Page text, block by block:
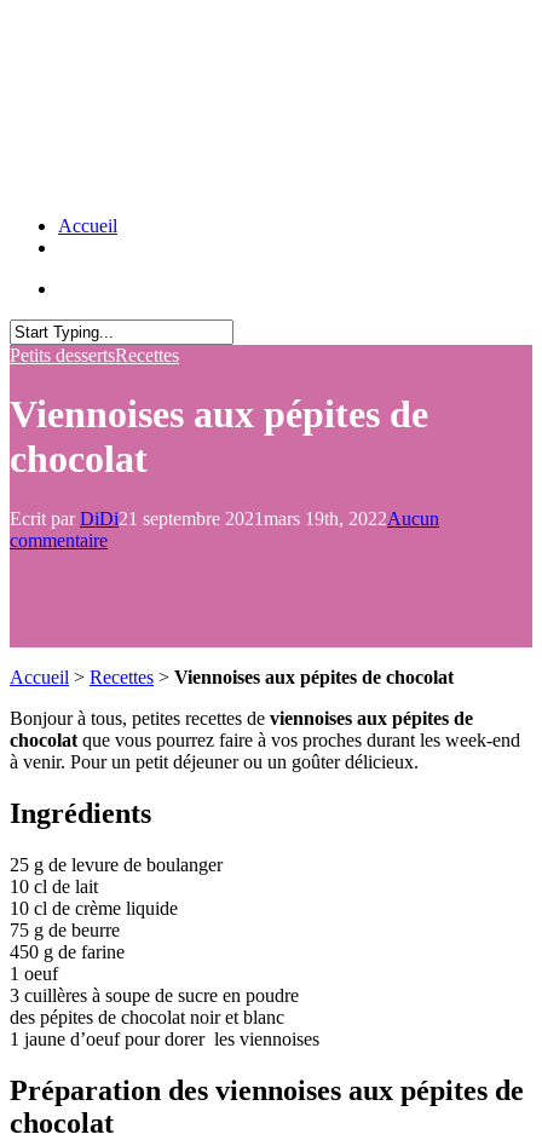
Accueil
Petits dessertsRecettes
Viennoises aux pépites de
chocolat
Ecrit parDiDi21 septembre 2021mars 19th, 2022Aucun
commentaire
Accueil > Recettes > Viennoises aux pépites de chocolat
Bonjour à tous, petites recettes de viennoises aux pépites de
chocolat que vous pourrez faire à vos proches durant les week-end
à venir. Pour un petit déjeuner ou un goûter délicieux.
Ingrédients
25 g de levure de boulanger
10 cl de lait
10 cl de crème liquide
75 g de beurre
450 g de farine
1 oeuf
3 cuillères à soupe de sucre en poudre
des pépites de chocolat noir et blanc
1 jaune d’oeuf pour dorer les viennoises
Préparation des viennoises aux pépites de
chocolat